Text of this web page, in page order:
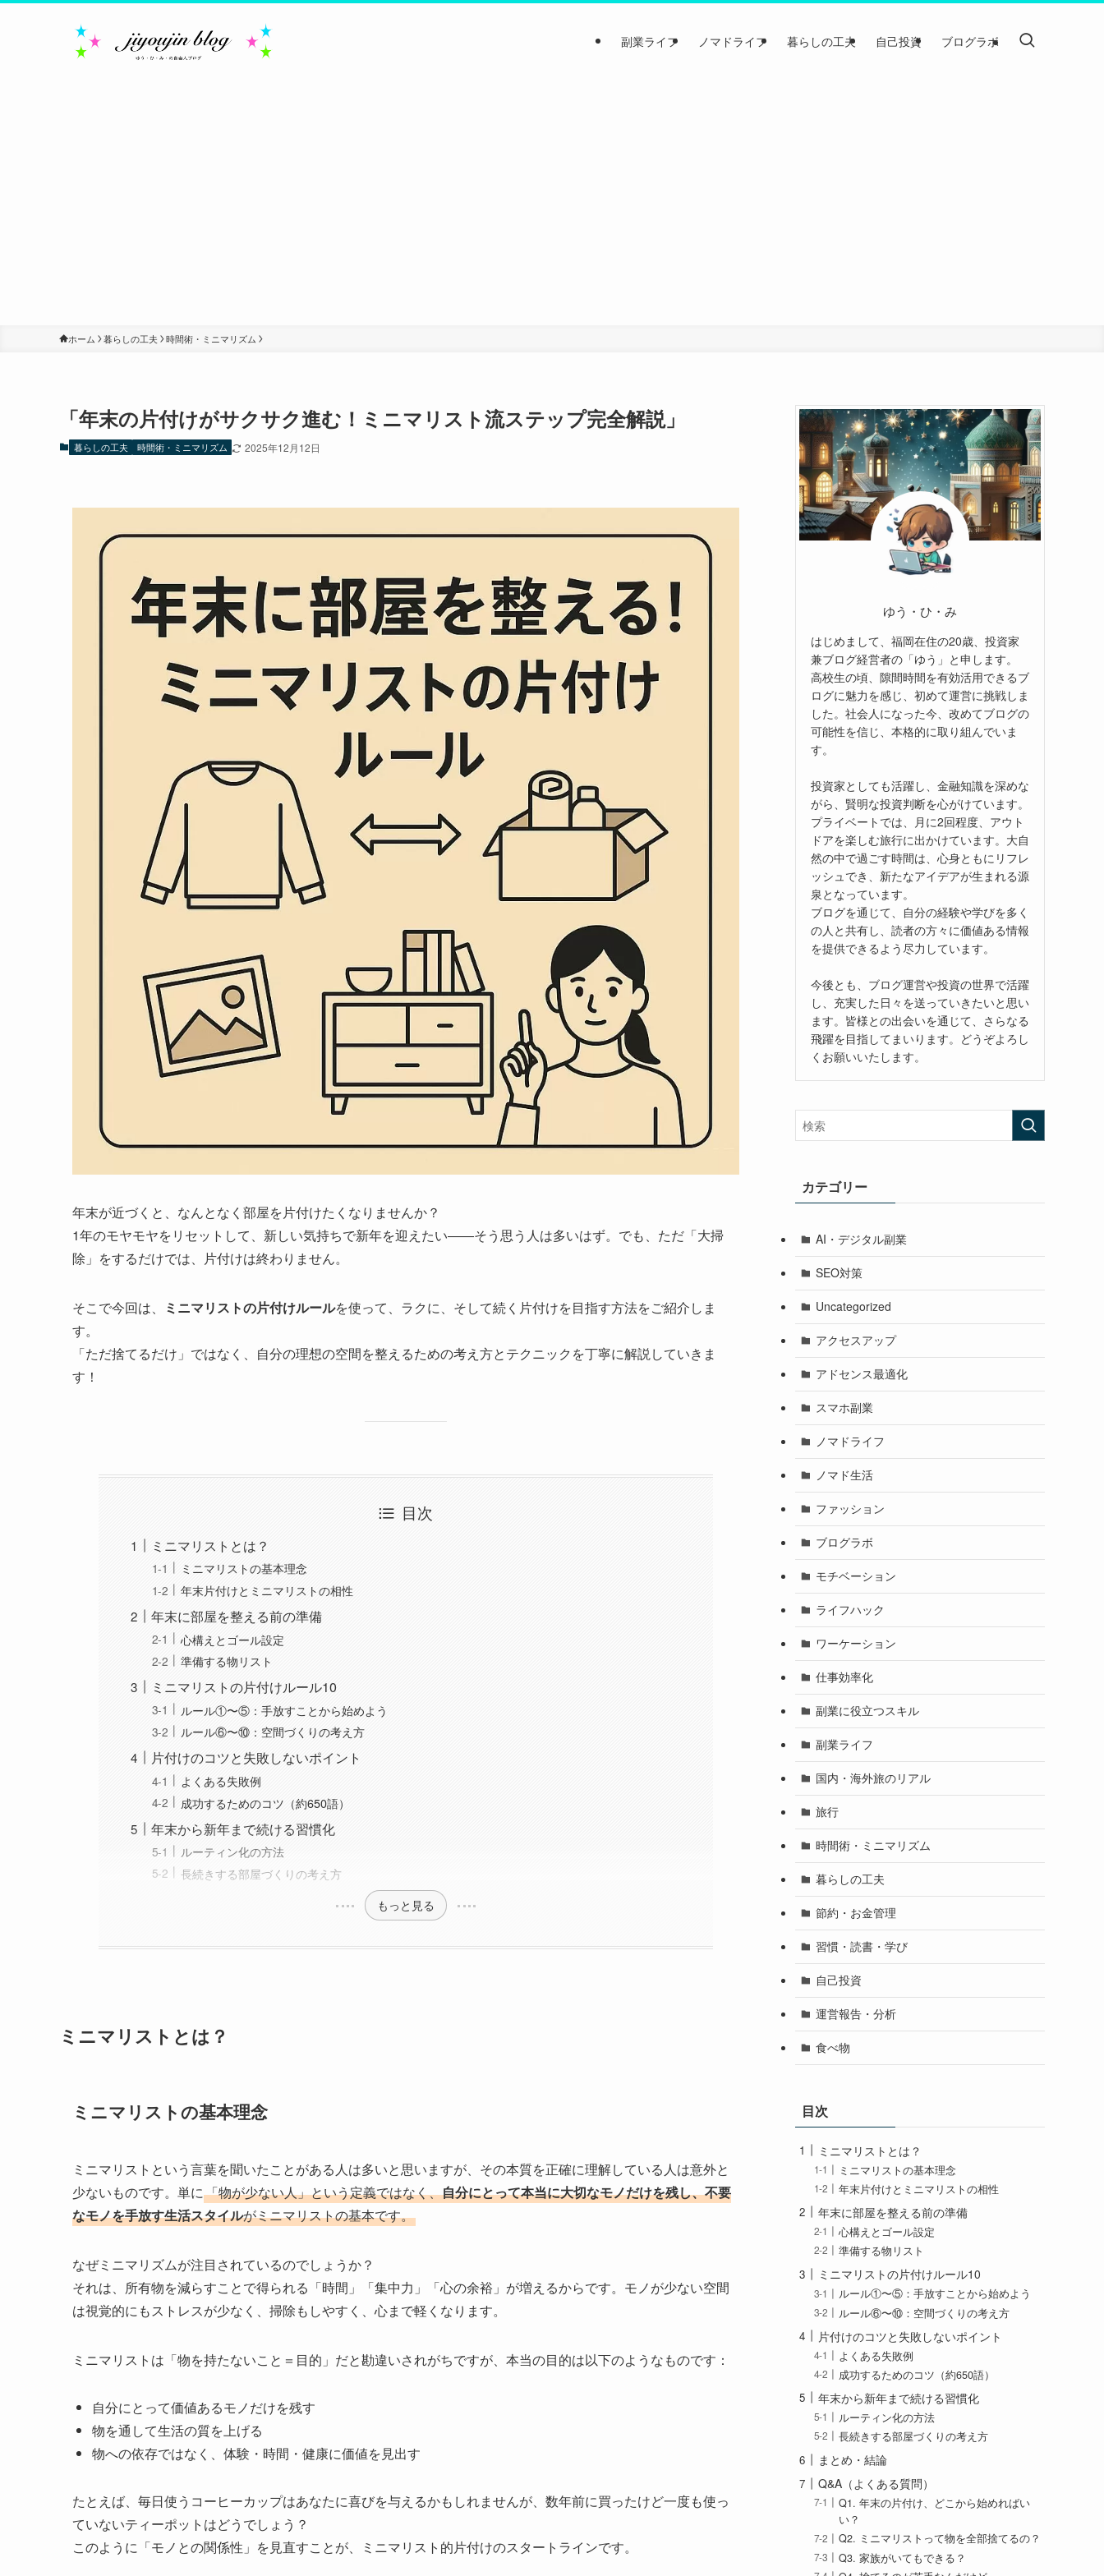
副業ライフ ノマドライフ 暮らしの工夫 自己投資 ブログラボ
ホーム 暮らしの工夫 時間術・ミニマリズム
「年末の片付けがサクサク進む！ミニマリスト流ステップ完全解説」
暮らしの工夫 時間術・ミニマリズム 2025年12月12日
年末が近づくと、なんとなく部屋を片付けたくなりませんか？
1年のモヤモヤをリセットして、新しい気持ちで新年を迎えたい――そう思う人は多いはず。でも、ただ「大掃
除」をするだけでは、片付けは終わりません。
そこで今回は、 ミニマリストの片付けルールを使って、ラクに、そして続く片付けを目指す方法をご紹介しま
す。
「ただ捨てるだけ」ではなく、自分の理想の空間を整えるための考え方とテクニックを丁寧に解説していきま
す！
目次
ミニマリストとは？
ミニマリストの基本理念
年末片付けとミニマリストの相性
年末に部屋を整える前の準備
心構えとゴール設定
準備する物リスト
ミニマリストの片付けルール10
ルール①〜⑤：手放すことから始めよう
ルール⑥〜⑩：空間づくりの考え方
片付けのコツと失敗しないポイント
よくある失敗例
成功するためのコツ（約650語）
年末から新年まで続ける習慣化
ルーティン化の方法
長続きする部屋づくりの考え方
もっと見る
ミニマリストとは？
ミニマリストの基本理念
ミニマリストという言葉を聞いたことがある人は多いと思いますが、その本質を正確に理解している人は意外と
少ないものです。単に「物が少ない人」という定義ではなく、自分にとって本当に大切なモノだけを残し、不要
なモノを手放す生活スタイルがミニマリストの基本です。
なぜミニマリズムが注目されているのでしょうか？
それは、所有物を減らすことで得られる「時間」「集中力」「心の余裕」が増えるからです。モノが少ない空間
は視覚的にもストレスが少なく、掃除もしやすく、心まで軽くなります。
ミニマリストは「物を持たないこと＝目的」だと勘違いされがちですが、本当の目的は以下のようなものです：
自分にとって価値あるモノだけを残す
物を通して生活の質を上げる
物への依存ではなく、体験・時間・健康に価値を見出す
たとえば、毎日使うコーヒーカップはあなたに喜びを与えるかもしれませんが、数年前に買ったけど一度も使っ
ていないティーポットはどうでしょう？
このように「モノとの関係性」を見直すことが、ミニマリスト的片付けのスタートラインです。
ゆう・ひ・み
はじめまして、福岡在住の20歳、投資家
兼ブログ経営者の「ゆう」と申します。
高校生の頃、隙間時間を有効活用できるブ
ログに魅力を感じ、初めて運営に挑戦しま
した。社会人になった今、改めてブログの
可能性を信じ、本格的に取り組んでいま
す。
投資家としても活躍し、金融知識を深めな
がら、賢明な投資判断を心がけています。
プライベートでは、月に2回程度、アウト
ドアを楽しむ旅行に出かけています。大自
然の中で過ごす時間は、心身ともにリフレ
ッシュでき、新たなアイデアが生まれる源
泉となっています。
ブログを通じて、自分の経験や学びを多く
の人と共有し、読者の方々に価値ある情報
を提供できるよう尽力しています。
今後とも、ブログ運営や投資の世界で活躍
し、充実した日々を送っていきたいと思い
ます。皆様との出会いを通じて、さらなる
飛躍を目指してまいります。どうぞよろし
くお願いいたします。
カテゴリー
AI・デジタル副業
SEO対策
Uncategorized
アクセスアップ
アドセンス最適化
スマホ副業
ノマドライフ
ノマド生活
ファッション
ブログラボ
モチベーション
ライフハック
ワーケーション
仕事効率化
副業に役立つスキル
副業ライフ
国内・海外旅のリアル
旅行
時間術・ミニマリズム
暮らしの工夫
節約・お金管理
習慣・読書・学び
自己投資
運営報告・分析
食べ物
目次
ミニマリストとは？
ミニマリストの基本理念
年末片付けとミニマリストの相性
年末に部屋を整える前の準備
心構えとゴール設定
準備する物リスト
ミニマリストの片付けルール10
ルール①〜⑤：手放すことから始めよう
ルール⑥〜⑩：空間づくりの考え方
片付けのコツと失敗しないポイント
よくある失敗例
成功するためのコツ（約650語）
年末から新年まで続ける習慣化
ルーティン化の方法
長続きする部屋づくりの考え方
まとめ・結論
Q&A（よくある質問）
Q1. 年末の片付け、どこから始めればい
い？
Q2. ミニマリストって物を全部捨てるの？
Q3. 家族がいてもできる？